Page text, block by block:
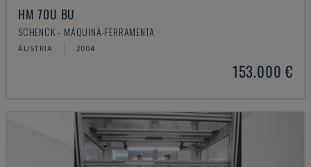
HM 70U BU
SCHENCK - MÁQUINA-FERRAMENTA
ÁUSTRIA 2004
153.000 €